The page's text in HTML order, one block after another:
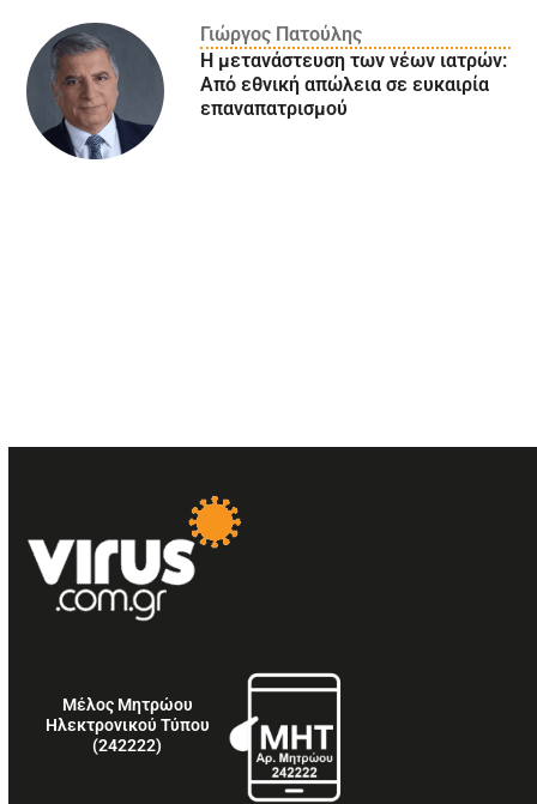
Γιώργος Πατούλης
Η μετανάστευση των νέων ιατρών:
Aπό εθνική απώλεια σε ευκαιρία
επαναπατρισμού
Μέλος Μητρώου
Ηλεκτρονικού Τύπου
(242222)